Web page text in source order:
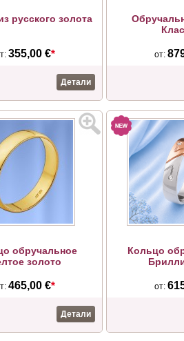
русского золота
355,00 €*
Детали
от:
обручальное
золото
465,00 €*
Детали
Кольцо
от: